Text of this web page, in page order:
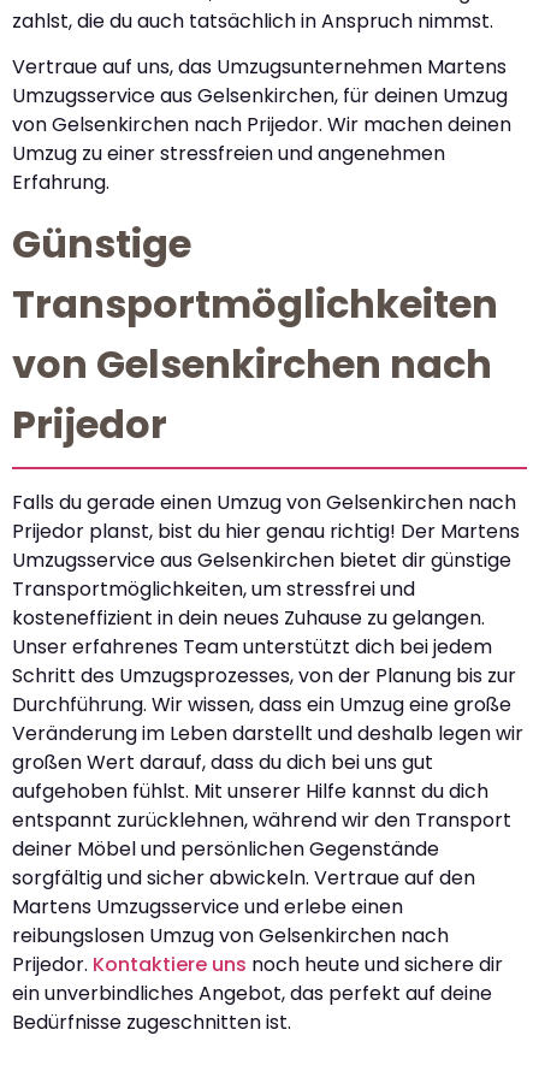
zahlst, die du auch tatsächlich in Anspruch nimmst.
Vertraue auf uns, das Umzugsunternehmen Martens
Umzugsservice aus Gelsenkirchen, für deinen Umzug
von Gelsenkirchen nach Prijedor. Wir machen deinen
Umzug zu einer stressfreien und angenehmen
Erfahrung.
Günstige
Transportmöglichkeiten
von Gelsenkirchen nach
Prijedor
Falls du gerade einen Umzug von Gelsenkirchen nach
Prijedor planst, bist du hier genau richtig! Der Martens
Umzugsservice aus Gelsenkirchen bietet dir günstige
Transportmöglichkeiten, um stressfrei und
kosteneffizient in dein neues Zuhause zu gelangen.
Unser erfahrenes Team unterstützt dich bei jedem
Schritt des Umzugsprozesses, von der Planung bis zur
Durchführung. Wir wissen, dass ein Umzug eine große
Veränderung im Leben darstellt und deshalb legen wir
großen Wert darauf, dass du dich bei uns gut
aufgehoben fühlst. Mit unserer Hilfe kannst du dich
entspannt zurücklehnen, während wir den Transport
deiner Möbel und persönlichen Gegenstände
sorgfältig und sicher abwickeln. Vertraue auf den
Martens Umzugsservice und erlebe einen
reibungslosen Umzug von Gelsenkirchen nach
Prijedor. Kontaktiere uns noch heute und sichere dir
ein unverbindliches Angebot, das perfekt auf deine
Bedürfnisse zugeschnitten ist.